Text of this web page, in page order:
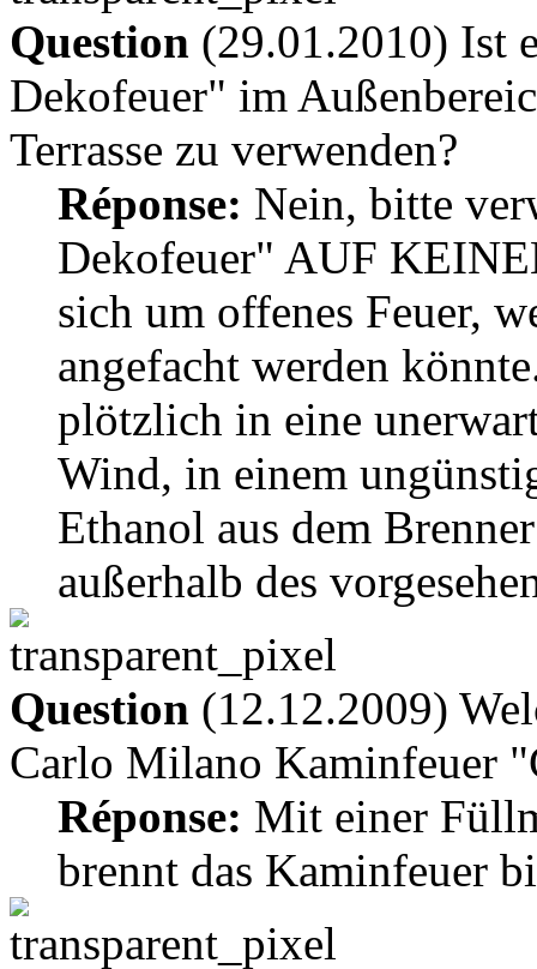
Question (29.01.2010) Ist
Dekofeuer" im
Terrasse zu verwenden?
Réponse: Nein, bitte
Dekofeuer" AUF
sich um offenes Feuer,
angefacht werden
plötzlich in eine
Wind, in einem
Ethanol aus dem
außerhalb des
Question (12.12.2009)
Carlo Milano Kaminfeuer
Réponse: Mit einer
brennt das Kaminfeuer